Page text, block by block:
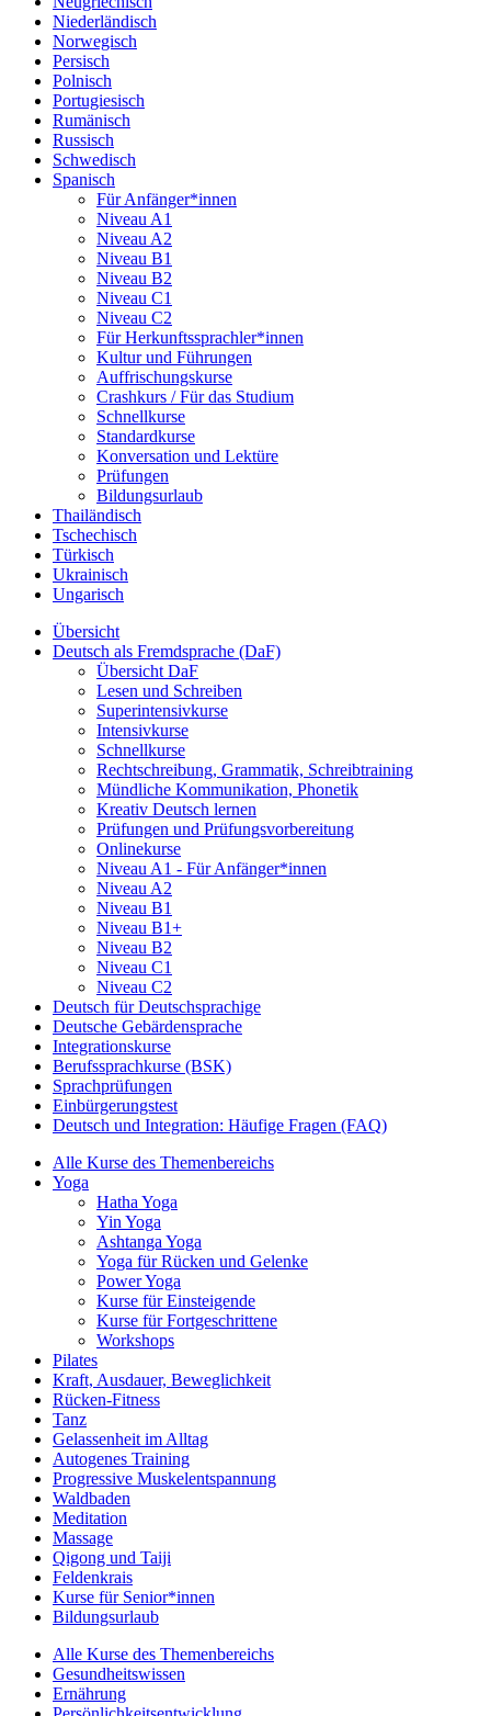
Niederländisch
Norwegisch
Persisch
Polnisch
Portugiesisch
Rumänisch
Russisch
Schwedisch
Spanisch
Für Anfänger*innen
Niveau A1
Niveau A2
Niveau B1
Niveau B2
Niveau C1
Niveau C2
Für Herkunftssprachler*innen
Kultur und Führungen
Auffrischungskurse
Crashkurs / Für das Studium
Schnellkurse
Standardkurse
Konversation und Lektüre
Prüfungen
Bildungsurlaub
Thailändisch
Tschechisch
Türkisch
Ukrainisch
Ungarisch
Übersicht
Deutsch als Fremdsprache (DaF)
Übersicht DaF
Lesen und Schreiben
Superintensivkurse
Intensivkurse
Schnellkurse
Rechtschreibung, Grammatik, Schreibtraining
Mündliche Kommunikation, Phonetik
Kreativ Deutsch lernen
Prüfungen und Prüfungsvorbereitung
Onlinekurse
Niveau A1 - Für Anfänger*innen
Niveau A2
Niveau B1
Niveau B1+
Niveau B2
Niveau C1
Niveau C2
Deutsch für Deutschsprachige
Deutsche Gebärdensprache
Integrationskurse
Berufssprachkurse (BSK)
Sprachprüfungen
Einbürgerungstest
Deutsch und Integration: Häufige Fragen (FAQ)
Alle Kurse des Themenbereichs
Yoga
Hatha Yoga
Yin Yoga
Ashtanga Yoga
Yoga für Rücken und Gelenke
Power Yoga
Kurse für Einsteigende
Kurse für Fortgeschrittene
Workshops
Pilates
Kraft, Ausdauer, Beweglichkeit
Rücken-Fitness
Tanz
Gelassenheit im Alltag
Autogenes Training
Progressive Muskelentspannung
Waldbaden
Meditation
Massage
Qigong und Taiji
Feldenkrais
Kurse für Senior*innen
Bildungsurlaub
Alle Kurse des Themenbereichs
Gesundheitswissen
Ernährung